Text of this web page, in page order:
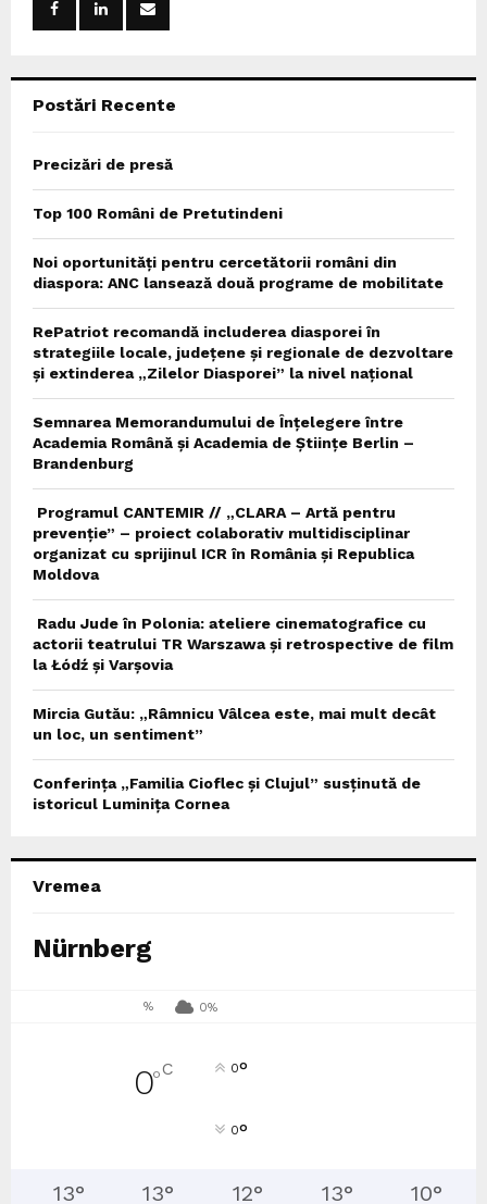
Postări Recente
Precizări de presă
Top 100 Români de Pretutindeni
Noi oportunități pentru cercetătorii români din
diaspora: ANC lansează două programe de mobilitate
RePatriot recomandă includerea diasporei în
strategiile locale, județene și regionale de dezvoltare
și extinderea „Zilelor Diasporei” la nivel național
Semnarea Memorandumului de Înțelegere între
Academia Română și Academia de Științe Berlin –
Brandenburg
Programul CANTEMIR // „CLARA – Artă pentru
prevenție” – proiect colaborativ multidisciplinar
organizat cu sprijinul ICR în România și Republica
Moldova
Radu Jude în Polonia: ateliere cinematografice cu
actorii teatrului TR Warszawa și retrospective de film
la Łódź și Varșovia
Mircia Gutău: „Râmnicu Vâlcea este, mai mult decât
un loc, un sentiment”
Conferința „Familia Cioflec și Clujul” susținută de
istoricul Luminița Cornea
Vremea
Nürnberg
% 0%
0°C 0°
0°
13° 13° 12° 13° 10°